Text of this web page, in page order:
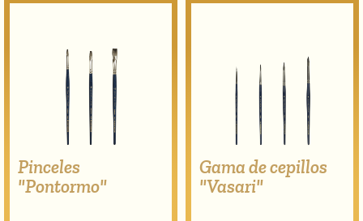
Pinceles
"Pontormo"
Gama de cepillos
"Vasari"